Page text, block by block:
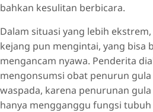
bahkan kesulitan berbicara.
Dalam situasi yang lebih
kejang pun mengintai, yang bisa
mengancam nyawa. Penderita
mengonsumsi obat penurun
waspada, karena penurunan
hanya mengganggu fungsi